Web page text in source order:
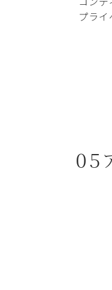
プライ
05